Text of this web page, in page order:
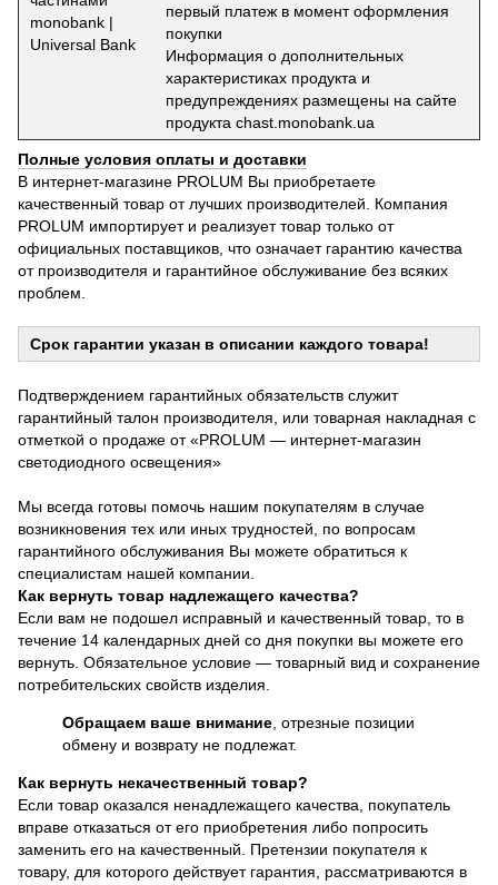
monobank |
Universal Bank
первый платеж в момент оформления
покупки
Информация о дополнительных
характеристиках продукта и
предупреждениях размещены на сайте
продукта chast.monobank.ua
Полные условия оплаты и доставки
В интернет-магазине PROLUM Вы приобретаете
качественный товар от лучших производителей. Компания
PROLUM импортирует и реализует товар только от
официальных поставщиков, что означает гарантию качества
от производителя и гарантийное обслуживание без всяких
проблем.
Срок гарантии указан в описании каждого товара!
Подтверждением гарантийных обязательств служит
гарантийный талон производителя, или товарная накладная с
отметкой о продаже от «PROLUM — интернет-магазин
светодиодного освещения»
Мы всегда готовы помочь нашим покупателям в случае
возникновения тех или иных трудностей, по вопросам
гарантийного обслуживания Вы можете обратиться к
специалистам нашей компании.
Как вернуть товар надлежащего качества?
Если вам не подошел исправный и качественный товар, то в
течение 14 календарных дней со дня покупки вы можете его
вернуть. Обязательное условие — товарный вид и сохранение
потребительских свойств изделия.
Обращаем ваше внимание , отрезные позиции
обмену и возврату не подлежат.
Как вернуть некачественный товар?
Если товар оказался ненадлежащего качества, покупатель
вправе отказаться от его приобретения либо попросить
заменить его на качественный. Претензии покупателя к
товару, для которого действует гарантия, рассматриваются в